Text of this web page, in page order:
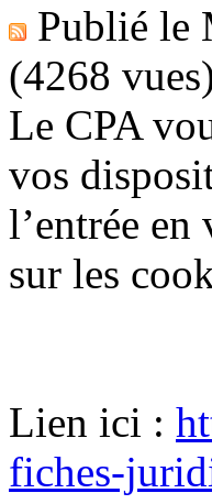
Publié le
(4268
Le CPA
vos
l’entrée
sur les
Lien ici :
fiches-